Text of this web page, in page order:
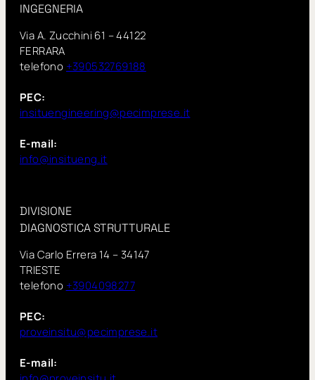
INGEGNERIA
Via A. Zucchini 61 – 44122
FERRARA
telefono +390532769188
PEC:
insituengineering@pecimprese.it
E-mail:
info@insitueng.it
DIVISIONE
DIAGNOSTICA STRUTTURALE
Via Carlo Errera 14 – 34147
TRIESTE
telefono +3904098277
PEC:
proveinsitu@pecimprese.it
E-mail: